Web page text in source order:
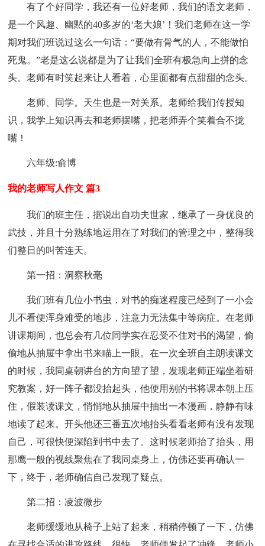
有了个好同学，我还有一位好老师，我们的语文老师，
是一个风趣、幽黙的40多岁的‘老大娘’！我们老师在这一学
期对我们班说过这么一句话：“要做有骨气的人，不能做怕
死鬼。”老是这么说都是为了让我们全班有极急向上拼的念
头。老师有时笑起来让人看着，心里面都有点甜甜的念头。
老师、同学。天生也是一对关系。老师给我们传授知
识，我学上知识再去和老师摆嘴，把老师弄个笑着合不拢
嘴！
六年级:俞博
我的老师写人作文 篇3
我们的班主任，据说出自功夫世家，继承了一身优良的
武技，并且十分熟练地运用在了对我们的管理之中，整得我
们整日的叫苦连天。
第一招：洞察秋毫
我们班有几位小书虫，对书的痴迷程度已经到了一小会
儿不看便浑身难受的地步，注意力无法集中等病症。在老师
讲课期间，也总会有几位同学实在忍受不住对书的渴望，偷
偷地从抽屉中拿出书来瞄上一眼。在一次全班自主朗读课文
的时候，我同桌朝讲台的方向望了望，发现老师正端坐着研
究教案，好一阵子都没抬起头，他便用别的书将课本朝上压
住，假装读课文，悄悄地从抽屉中抽出一本漫画，静静有味
地读了起来。开头他还三番五次地抬头看看老师有没有发现
自己，可很快便深陷到书中去了。这时候老师抬了抬头，用
那鹰一般的视线聚焦在了我同桌身上，仿佛还要再确认一
下，终于，老师确信自己发现了疑点。
第二招：凌波微步
老师缓缓地从椅子上站了起来，稍稍停顿了一下，仿佛